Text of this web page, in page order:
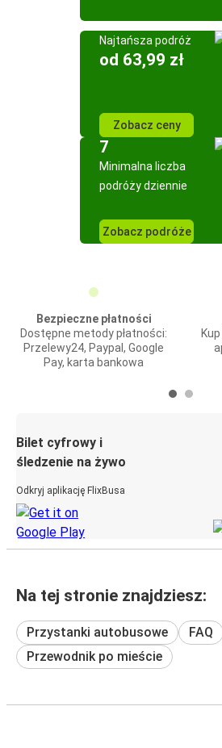
Najtańsza podróż
od 63,99 zł
Zobacz ceny
7
Minimalna liczba
podróży dziennie
Zobacz podróże
Bezpieczne płatności
Dostępne metody płatności:
Przelewy24, Paypal, Google
Pay, karta bankowa
Bilet cyfrowy i
śledzenie na żywo
Odkryj aplikację FlixBusa
Na tej stronie znajdziesz:
Przystanki autobusowe
FAQ
Przewodnik po mieście